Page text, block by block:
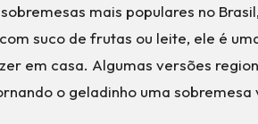
mais populares no
suco de frutas ou leite, ele é
em casa. Algumas versões
o geladinho uma sobremesa